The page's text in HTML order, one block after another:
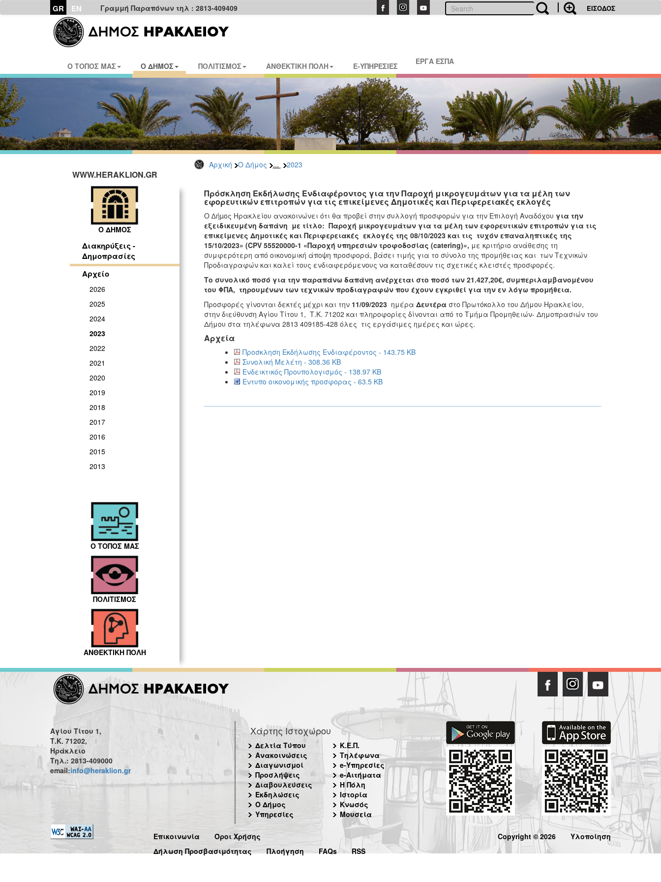
GR EN Γραμμή Παραπόνων τηλ : 2813-409409 ΕΙΣΟΔΟΣ
Ο ΤΟΠΟΣ ΜΑΣ Ο ΔΗΜΟΣ ΠΟΛΙΤΙΣΜΟΣ ΑΝΘΕΚΤΙΚΗ ΠΟΛΗ E-ΥΠΗΡΕΣΙΕΣ ΕΡΓΑ ΕΣΠΑ
Αρχική Ο Δήμος ... 2023
WWW.HERAKLION.GR
Ο ΔΗΜΟΣ
Διακηρύξεις -
Δημοπρασίες
Αρχείο
2026
2025
2024
2023
2022
2021
2020
2019
2018
2017
2016
2015
2013
Ο ΤΟΠΟΣ ΜΑΣ
ΠΟΛΙΤΙΣΜΟΣ
ΑΝΘΕΚΤΙΚΗ ΠΟΛΗ
Πρόσκληση Εκδήλωσης Ενδιαφέροντος για την Παροχή μικρογευμάτων για τα μέλη των
εφορευτικών επιτροπών για τις επικείμενες Δημοτικές και Περιφερειακές εκλογές
Ο ∆ήµος Ηρακλείου ανακοινώνει ότι θα προβεί στην συλλογή προσφορών για την Επιλογή Αναδόχου για την
εξειδικευμένη δαπάνη με τίτλο: Παροχή μικρογευμάτων για τα μέλη των εφορευτικών επιτροπών για τις
επικείμενες Δημοτικές και Περιφερειακές εκλογές της 08/10/2023 και τις τυχόν επαναληπτικές της
15/10/2023» (CPV 55520000-1 «Παροχή υπηρεσιών τροφοδοσίας (catering)», με κριτήριο ανάθεσης τη
συμφερότερη από οικονομική άποψη προσφορά, βάσει τιμής για το σύνολο της προμήθειας και των Τεχνικών
Προδιαγραφών και καλεί τους ενδιαφερόμενους να καταθέσουν τις σχετικές κλειστές προσφορές.
Το συνολικό ποσό για την παραπάνω δαπάνη ανέρχεται στο ποσό των 21.427,20€, συμπεριλαμβανομένου
του ΦΠΑ, τηρουμένων των τεχνικών προδιαγραφών που έχουν εγκριθεί για την εν λόγω προμήθεια.
Προσφορές γίνονται δεκτές µέχρι και την 11/09/2023ημέρα Δευτέρα στο Πρωτόκολλο του Δήμου Ηρακλείου,
στην διεύθυνση Αγίου Τίτου 1, Τ.Κ. 71202 και πληροφορίες δίνονται από το Τμήμα Προμηθειών- Δημοπρασιών του
Δήμου στα τηλέφωνα 2813 409185-428 όλες τις εργάσιμες ημέρες και ώρες.
Αρχεία
Προσκληση Εκδήλωσης Ενδιαφέροντος - 143.75 KB
Συνολική Μελέτη - 308.36 KB
Ενδεικτικός Προυπολογισμός - 138.97 KB
Εντυπο οικονομικής προσφορας - 63.5 KB
Αγίου Τίτου 1,
Τ.Κ. 71202,
Ηράκλειο
Τηλ.: 2813-409000
email:info@heraklion.gr
Χάρτης Ιστοχώρου
Δελτία Τύπου
Ανακοινώσεις
Διαγωνισμοί
Προσλήψεις
Διαβουλεύσεις
Εκδηλώσεις
Ο Δήμος
Υπηρεσίες
Κ.Ε.Π.
Τηλέφωνα
e-Υπηρεσίες
e-Αιτήματα
Η Πόλη
Ιστορία
Κνωσός
Μουσεία
Επικοινωνία
Όροι Χρήσης
Δήλωση Προσβασιμότητας
Πλοήγηση FAQs RSS
Copyright © 2026 Υλοποίηση